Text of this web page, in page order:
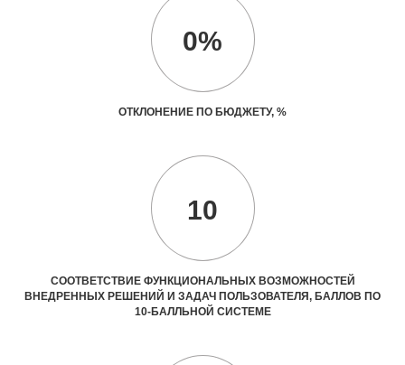
0%
ОТКЛОНЕНИЕ ПО БЮДЖЕТУ, %
10
СООТВЕТСТВИЕ ФУНКЦИОНАЛЬНЫХ ВОЗМОЖНОСТЕЙ
ВНЕДРЕННЫХ РЕШЕНИЙ И ЗАДАЧ ПОЛЬЗОВАТЕЛЯ, БАЛЛОВ ПО
10-БАЛЛЬНОЙ СИСТЕМЕ